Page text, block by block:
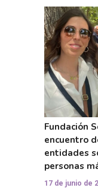
Fundación
encuentro
entidades
personas
17 de junio de